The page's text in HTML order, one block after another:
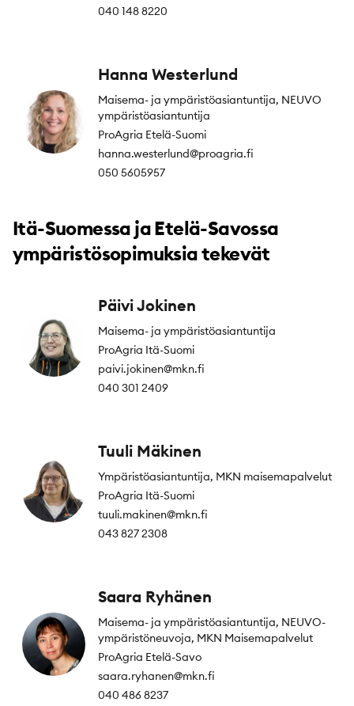
040 148 8220
Hanna Westerlund
Maisema- ja ympäristöasiantuntija, NEUVO
ympäristöasiantuntija
ProAgria Etelä-Suomi
hanna.westerlund@proagria.fi
050 5605957
Itä-Suomessa ja Etelä-Savossa
ympäristösopimuksia tekevät
Päivi Jokinen
Maisema- ja ympäristöasiantuntija
ProAgria Itä-Suomi
paivi.jokinen@mkn.fi
040 301 2409
Tuuli Mäkinen
Ympäristöasiantuntija, MKN maisemapalvelut
ProAgria Itä-Suomi
tuuli.makinen@mkn.fi
043 827 2308
Saara Ryhänen
Maisema- ja ympäristöasiantuntija, NEUVO-
ympäristöneuvoja, MKN Maisemapalvelut
ProAgria Etelä-Savo
saara.ryhanen@mkn.fi
040 486 8237